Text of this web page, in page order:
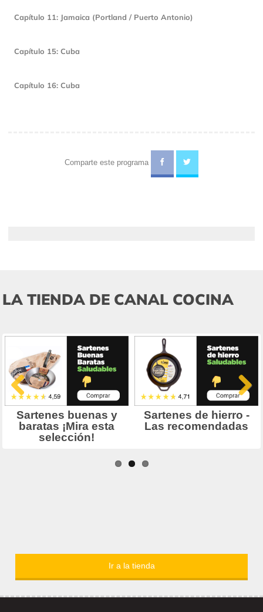
Capítulo 11: Jamaica (Portland / Puerto Antonio)
Capítulo 15: Cuba
Capítulo 16: Cuba
Comparte este programa
LA TIENDA DE CANAL COCINA
Ir a la tienda